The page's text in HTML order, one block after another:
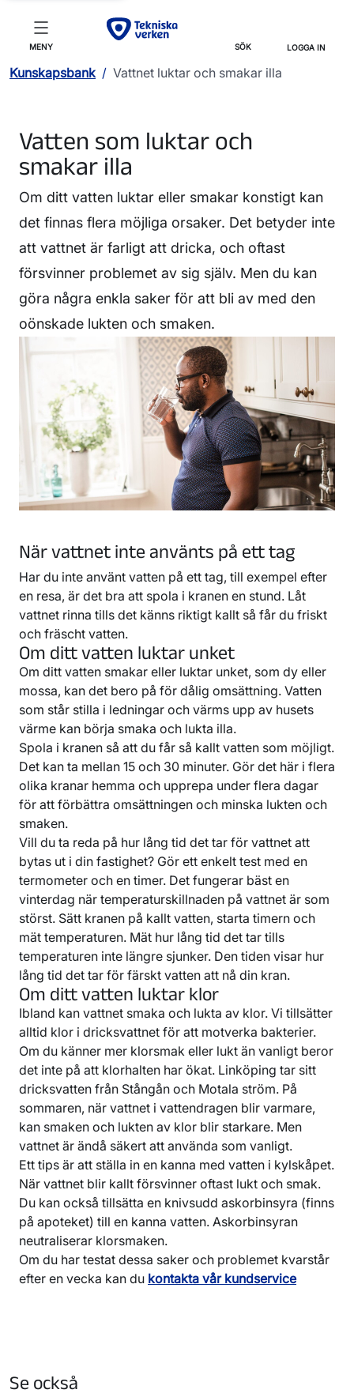
MENY SÖK LOGGA IN
Kunskapsbank / Vattnet luktar och smakar illa
Vatten som luktar och
smakar illa
Om ditt vatten luktar eller smakar konstigt kan
det finnas flera möjliga orsaker. Det betyder inte
att vattnet är farligt att dricka, och oftast
försvinner problemet av sig själv. Men du kan
göra några enkla saker för att bli av med den
oönskade lukten och smaken.
När vattnet inte använts på ett tag
Har du inte använt vatten på ett tag, till exempel efter
en resa, är det bra att spola i kranen en stund. Låt
vattnet rinna tills det känns riktigt kallt så får du friskt
och fräscht vatten.
Om ditt vatten luktar unket
Om ditt vatten smakar eller luktar unket, som dy eller
mossa, kan det bero på för dålig omsättning. Vatten
som står stilla i ledningar och värms upp av husets
värme kan börja smaka och lukta illa.
Spola i kranen så att du får så kallt vatten som möjligt.
Det kan ta mellan 15 och 30 minuter. Gör det här i flera
olika kranar hemma och upprepa under flera dagar
för att förbättra omsättningen och minska lukten och
smaken.
Vill du ta reda på hur lång tid det tar för vattnet att
bytas ut i din fastighet? Gör ett enkelt test med en
termometer och en timer. Det fungerar bäst en
vinterdag när temperaturskillnaden på vattnet är som
störst. Sätt kranen på kallt vatten, starta timern och
mät temperaturen. Mät hur lång tid det tar tills
temperaturen inte längre sjunker. Den tiden visar hur
lång tid det tar för färskt vatten att nå din kran.
Om ditt vatten luktar klor
Ibland kan vattnet smaka och lukta av klor. Vi tillsätter
alltid klor i dricksvattnet för att motverka bakterier.
Om du känner mer klorsmak eller lukt än vanligt beror
det inte på att klorhalten har ökat. Linköping tar sitt
dricksvatten från Stångån och Motala ström. På
sommaren, när vattnet i vattendragen blir varmare,
kan smaken och lukten av klor blir starkare. Men
vattnet är ändå säkert att använda som vanligt.
Ett tips är att ställa in en kanna med vatten i kylskåpet.
När vattnet blir kallt försvinner oftast lukt och smak.
Du kan också tillsätta en knivsudd askorbinsyra (finns
på apoteket) till en kanna vatten. Askorbinsyran
neutraliserar klorsmaken.
Om du har testat dessa saker och problemet kvarstår
efter en vecka kan du kontakta vår kundservice
Se också